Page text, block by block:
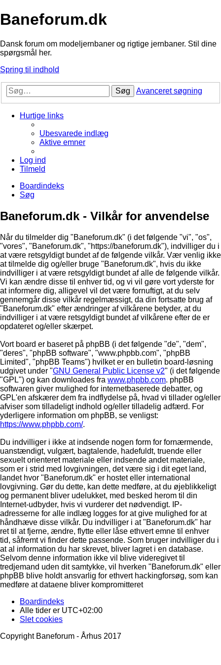
Baneforum.dk
Dansk forum om modeljernbaner og rigtige jernbaner. Stil dine
spørgsmål her.
Spring til indhold
Søg Avanceret søgning
Hurtige links
Ubesvarede indlæg
Aktive emner
Log ind
Tilmeld
Boardindeks
Søg
Baneforum.dk - Vilkår for anvendelse
Når du tilmelder dig "Baneforum.dk" (i det følgende "vi", "os",
"vores", "Baneforum.dk", "https://baneforum.dk"), indvilliger du i
at være retsgyldigt bundet af de følgende vilkår. Vær venlig ikke
at tilmelde dig og/eller bruge "Baneforum.dk", hvis du ikke
indvilliger i at være retsgyldigt bundet af alle de følgende vilkår.
Vi kan ændre disse til enhver tid, og vi vil gøre vort yderste for
at informere dig, alligevel vil det være fornuftigt, at du selv
gennemgår disse vilkår regelmæssigt, da din fortsatte brug af
"Baneforum.dk" efter ændringer af vilkårene betyder, at du
indvilliger i at være retsgyldigt bundet af vilkårene efter de er
opdateret og/eller skærpet.
Vort board er baseret på phpBB (i det følgende "de", "dem",
"deres", "phpBB software", "www.phpbb.com", "phpBB
Limited", "phpBB Teams") hvilket er en bulletin board-løsning
udgivet under "GNU General Public License v2" (i det følgende
"GPL") og kan downloades fra www.phpbb.com. phpBB
softwaren giver mulighed for internetbaserede debatter, og
GPL'en afskærer dem fra indflydelse på, hvad vi tillader og/eller
afviser som tilladeligt indhold og/eller tilladelig adfærd. For
yderligere information om phpBB, se venligst:
https://www.phpbb.com/.
Du indvilliger i ikke at indsende nogen form for fornærmende,
uanstændigt, vulgært, bagtalende, hadefuldt, truende eller
sexuelt orienteret materiale eller indsende andet materiale,
som er i strid med lovgivningen, det være sig i dit eget land,
landet hvor "Baneforum.dk" er hostet eller international
lovgivning. Gør du dette, kan dette medføre, at du øjeblikkeligt
og permanent bliver udelukket, med besked herom til din
Internet-udbyder, hvis vi vurderer det nødvendigt. IP-
adresserne for alle indlæg logges for at give mulighed for at
håndhæve disse vilkår. Du indvilliger i at "Baneforum.dk" har
ret til at fjerne, ændre, flytte eller låse ethvert emne til enhver
tid, såfremt vi finder dette passende. Som bruger indvilliger du i
at al information du har skrevet, bliver lagret i en database.
Selvom denne information ikke vil blive videregivet til
tredjemand uden dit samtykke, vil hverken "Baneforum.dk" eller
phpBB blive holdt ansvarlig for ethvert hackingforsøg, som kan
medføre at dataene bliver kompromitteret
Boardindeks
Alle tider er UTC+02:00
Slet cookies
Copyright Baneforum - Århus 2017